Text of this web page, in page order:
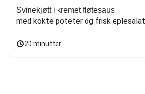
Svinekjøtt i kremet fløtesaus
med kokte poteter og frisk eplesalat
20 minutter